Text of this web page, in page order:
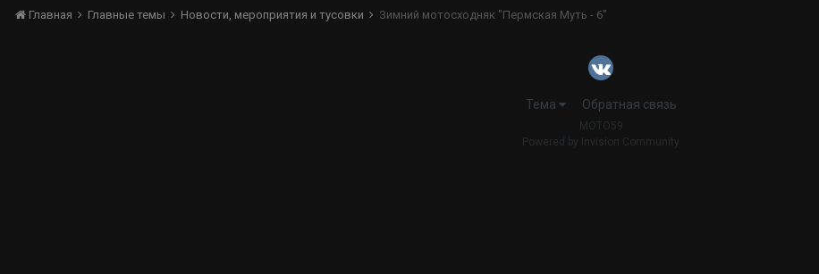
Главная Главные темы Новости, мероприятия и тусовки Зимний мотосходняк "Пермская Муть - 6"
Тема Обратная связь
MOTO59
Powered by Invision Community